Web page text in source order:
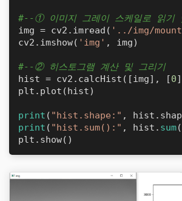
#--① 이미지 그레이 스케일로 읽기
img = cv2.imread( '../img/
cv2.imshow( 'img' , img)
#--② 히스토그램 계산 및 그리기
hist = cv2.calcHist([img], [0
plt.plot(hist)
print ( "hist.shape:" ,
print ( "hist.sum():" , hist. sum
plt.show()